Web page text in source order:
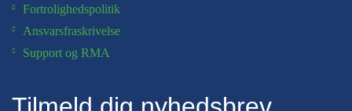
Fortrolighedspolitik
Ansvarsfraskrivelse
Support og RMA